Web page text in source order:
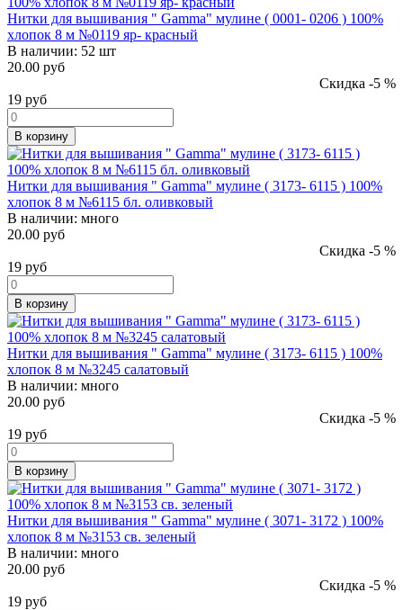
Нитки для вышивания " Gamma" мулине ( 0001- 0206 ) 100%
хлопок 8 м №0119 яр- красный
В наличии: 52 шт
20.00 руб
Скидка -5 %
19 руб
В корзину
Нитки для вышивания " Gamma" мулине ( 3173- 6115 ) 100%
хлопок 8 м №6115 бл. оливковый
В наличии: много
20.00 руб
Скидка -5 %
19 руб
В корзину
Нитки для вышивания " Gamma" мулине ( 3173- 6115 ) 100%
хлопок 8 м №3245 салатовый
В наличии: много
20.00 руб
Скидка -5 %
19 руб
В корзину
Нитки для вышивания " Gamma" мулине ( 3071- 3172 ) 100%
хлопок 8 м №3153 св. зеленый
В наличии: много
20.00 руб
Скидка -5 %
19 руб